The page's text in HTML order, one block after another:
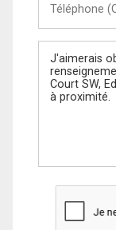
(Optionnel)
Message